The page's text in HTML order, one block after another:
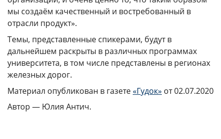
мы создаём качественный и востребованный в
отрасли продукт».
Темы, представленные спикерами, будут в
дальнейшем раскрыты в различных программах
университета, в том числе представлены в регионах
железных дорог.
Материал опубликован в газете«Гудок» от 02.07.2020
Автор — Юлия Антич.